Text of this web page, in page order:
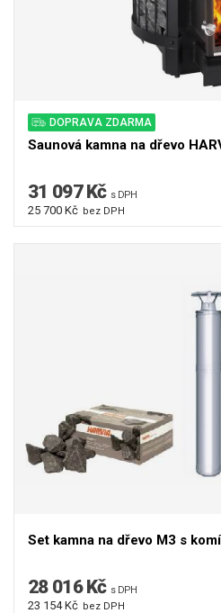
DOPRAVA ZDARMA
Saunová kamna na dřevo
31 097 Kč s DPH
25 700 Kč bez DPH
Set kamna na dřevo M3 s
28 016 Kč s DPH
23 154 Kč bez DPH